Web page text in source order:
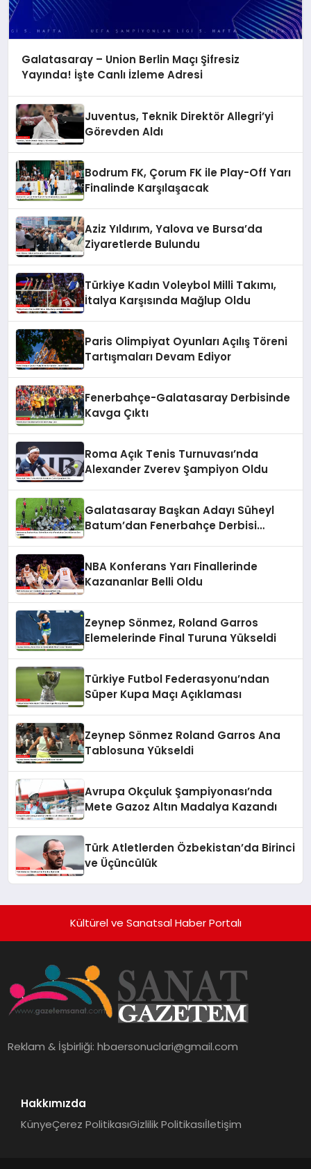
Galatasaray – Union Berlin Maçı Şifresiz
Yayında! İşte Canlı İzleme Adresi
Juventus, Teknik Direktör Allegri’yi
Görevden Aldı
Bodrum FK, Çorum FK ile Play-Off Yarı
Finalinde Karşılaşacak
Aziz Yıldırım, Yalova ve Bursa’da
Ziyaretlerde Bulundu
Türkiye Kadın Voleybol Milli Takımı,
İtalya Karşısında Mağlup Oldu
Paris Olimpiyat Oyunları Açılış Töreni
Tartışmaları Devam Ediyor
Fenerbahçe-Galatasaray Derbisinde
Kavga Çıktı
Roma Açık Tenis Turnuvası’nda
Alexander Zverev Şampiyon Oldu
Galatasaray Başkan Adayı Süheyl
Batum’dan Fenerbahçe Derbisi
NBA Konferans Yarı Finallerinde
Kazananlar Belli Oldu
Zeynep Sönmez, Roland Garros
Elemelerinde Final Turuna Yükseldi
Türkiye Futbol Federasyonu’ndan
Süper Kupa Maçı Açıklaması
Zeynep Sönmez Roland Garros Ana
Tablosuna Yükseldi
Avrupa Okçuluk Şampiyonası’nda
Mete Gazoz Altın Madalya Kazandı
Türk Atletlerden Özbekistan’da Birinci
ve Üçüncülük
Kültürel ve Sanatsal Haber Portalı
Reklam & İşbirliği:hbaersonuclari@gmail.com
Hakkımızda
KünyeÇerez PolitikasıGizlilik Politikasıİletişim